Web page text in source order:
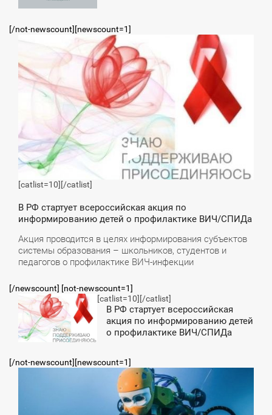
[/not-newscount][newscount=1]
[catlist=10] [/catlist]
В РФ стартует всероссийская акция по
информированию детей о профилактике ВИЧ/СПИДа
Акция проводится в целях информирования субъектов
системы образования – школьников, студентов и
педагогов о профилактике ВИЧ-инфекции
[/newscount] [not-newscount=1]
[catlist=10] [/catlist]
В РФ стартует всероссийская
акция по информированию детей
о профилактике ВИЧ/СПИДа
[/not-newscount][newscount=1]